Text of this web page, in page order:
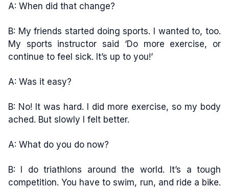
A: When did that change?
B: My friends started doing sports. I wanted to, too.
My sports instructor said ‘Do more exercise, or
continue to feel sick. It’s up to you!’
A: Was it easy?
B: No! It was hard. I did more exercise, so my body
ached. But slowly I felt better.
A: What do you do now?
B: I do triathlons around the world. It’s a tough
competition. You have to swim, run, and ride a bike.